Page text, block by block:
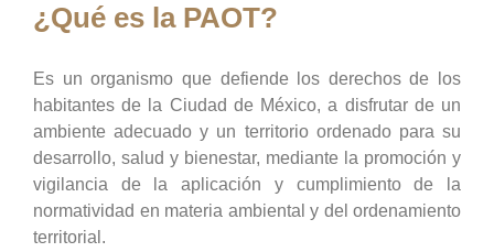
¿Qué es la PAOT?
Es un organismo que defiende los derechos de los
habitantes de la Ciudad de México, a disfrutar de un
ambiente adecuado y un territorio ordenado para su
desarrollo, salud y bienestar, mediante la promoción y
vigilancia de la aplicación y cumplimiento de la
normatividad en materia ambiental y del ordenamiento
territorial.